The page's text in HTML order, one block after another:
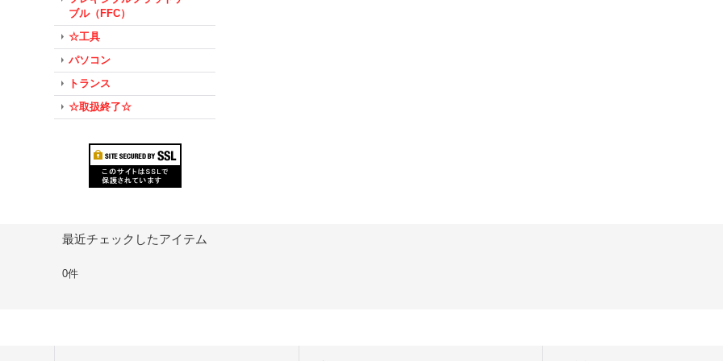
ブル（FFC）
☆工具
パソコン
トランス
☆取扱終了☆
最近チェックしたアイテム
0件